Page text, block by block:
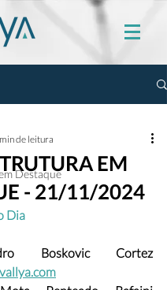
Destaque
EM
- 21/11/2024
de leitura
Dia
Boskovic Cortez